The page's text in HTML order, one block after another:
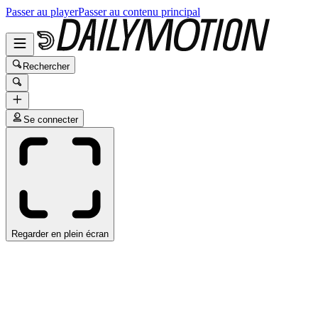
Passer au playerPasser au contenu principal
Rechercher
Se connecter
Regarder en plein écran